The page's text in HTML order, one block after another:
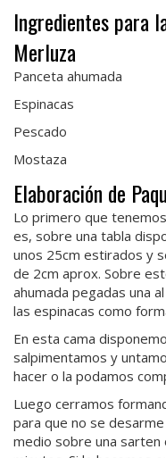
Ingredientes para
Merluza
Panceta ahumada
Espinacas
Pescado
Mostaza
Elaboración de
Lo primero que
es, sobre una tabla
unos 25cm estirados y
de 2cm aprox. Sobre
ahumada pegadas una
las espinacas como
En esta cama
salpimentamos y
hacer o la podamos
Luego cerramos
para que no se
medio sobre una sarten